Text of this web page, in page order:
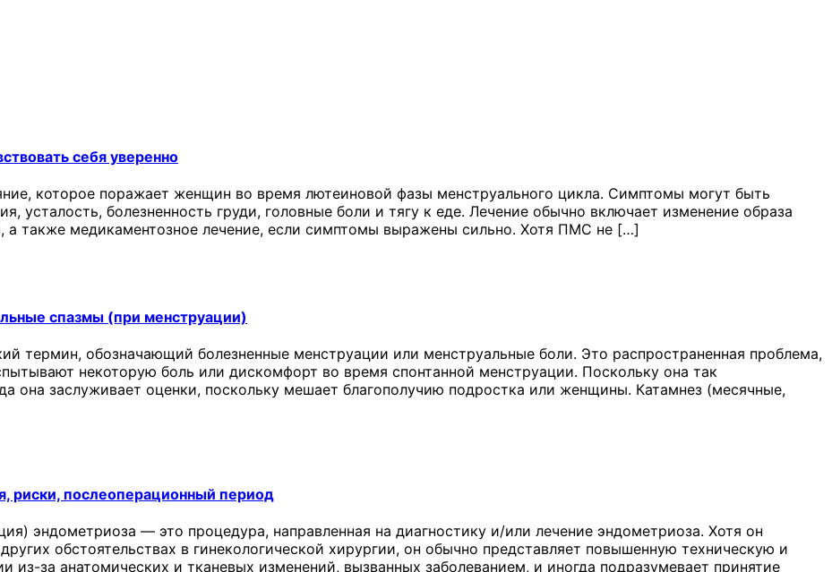
себя уверенно
которое поражает женщин во время лютеиновой фазы менструального цикла. Симптомы могут быть
усталость, болезненность груди, головные боли и тягу к еде. Лечение обычно включает изменение образа
а также медикаментозное лечение, если симптомы выражены сильно. Хотя ПМС не […]
спазмы (при менструации)
термин, обозначающий болезненные менструации или менструальные боли. Это распространенная проблема,
некоторую боль или дискомфорт во время спонтанной менструации. Поскольку она так
она заслуживает оценки, поскольку мешает благополучию подростка или женщины. Катамнез (месячные,
риски, послеоперационный период
эндометриоза — это процедура, направленная на диагностику и/или лечение эндометриоза. Хотя он
обстоятельствах в гинекологической хирургии, он обычно представляет повышенную техническую и
из-за анатомических и тканевых изменений, вызванных заболеванием, и иногда подразумевает принятие